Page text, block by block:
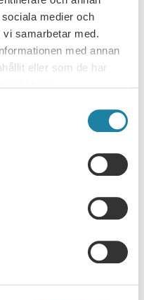
medier och
samarbetar med.
med annan
eller som de har